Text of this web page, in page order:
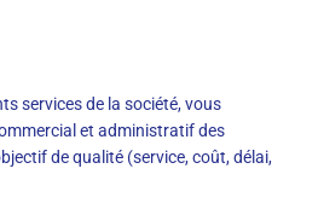
services de la société, vous
et administratif des
de qualité (service, coût, délai,